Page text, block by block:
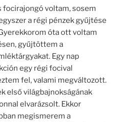
focirajongó voltam, sosem
a régi pénzek gyűjtése
óta ott voltam
gyűjtöttem a
Egy nap
egy régi focival
fel, valami megváltozott.
első világbajnokságának
elvarázsolt. Ekkor
megismerem a